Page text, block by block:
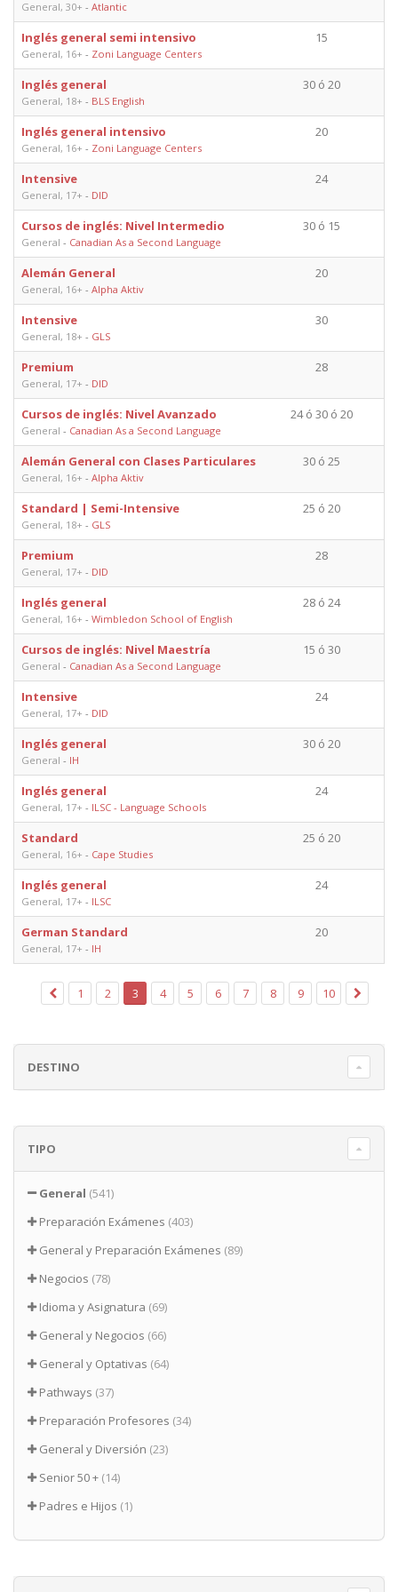
General, 30+ - Atlantic
Inglés general semi intensivo
General, 16+ - Zoni Language Centers
15
Inglés general
General, 18+ - BLS English
30 ó 20
Inglés general intensivo
General, 16+ - Zoni Language Centers
20
Intensive
General, 17+ - DID
24
Cursos de inglés: Nivel Intermedio
General - Canadian As a Second Language
30 ó 15
Alemán General
General, 16+ - Alpha Aktiv
20
Intensive
General, 18+ - GLS
30
Premium
General, 17+ - DID
28
Cursos de inglés: Nivel Avanzado
General - Canadian As a Second Language
24 ó 30 ó 20
Alemán General con Clases Particulares
General, 16+ - Alpha Aktiv
30 ó 25
Standard | Semi-Intensive
General, 18+ - GLS
25 ó 20
Premium
General, 17+ - DID
28
Inglés general
General, 16+ - Wimbledon School of English
28 ó 24
Cursos de inglés: Nivel Maestría
General - Canadian As a Second Language
15 ó 30
Intensive
General, 17+ - DID
24
Inglés general
General - IH
30 ó 20
Inglés general
General, 17+ - ILSC - Language Schools
24
Standard
General, 16+ - Cape Studies
25 ó 20
Inglés general
General, 17+ - ILSC
24
German Standard
General, 17+ - IH
20
1 2 3 4 5 6 7 8 9 10
DESTINO
TIPO
General (541)
Preparación Exámenes (403)
General y Preparación Exámenes (89)
Negocios (78)
Idioma y Asignatura (69)
General y Negocios (66)
General y Optativas (64)
Pathways (37)
Preparación Profesores (34)
General y Diversión (23)
Senior 50 + (14)
Padres e Hijos (1)